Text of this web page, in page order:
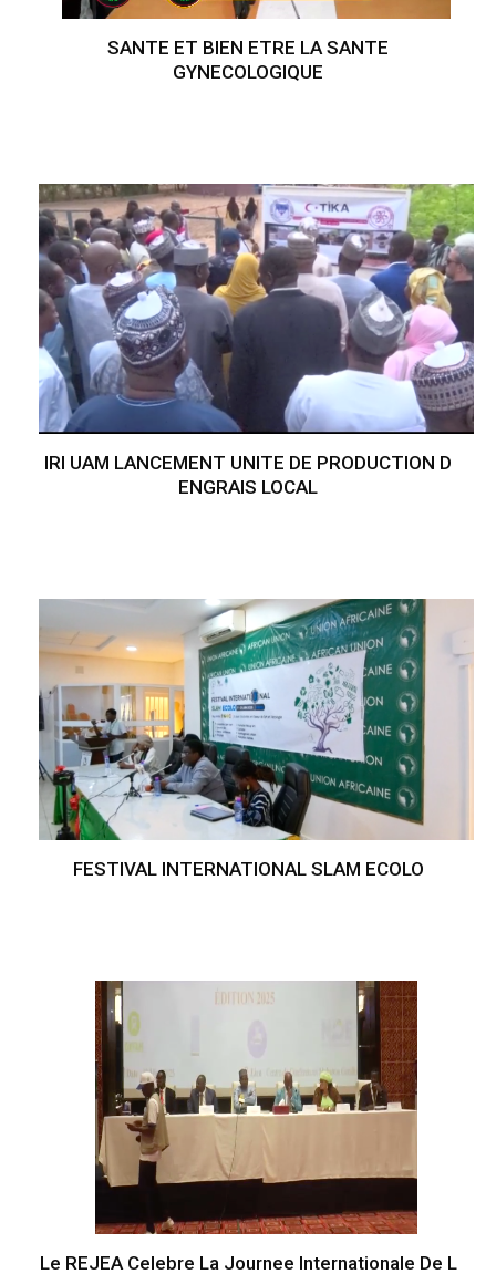
SANTE ET BIEN ETRE LA SANTE
GYNECOLOGIQUE
IRI UAM LANCEMENT UNITE DE PRODUCTION D
ENGRAIS LOCAL
FESTIVAL INTERNATIONAL SLAM ECOLO
Le REJEA Celebre La Journee Internationale De L